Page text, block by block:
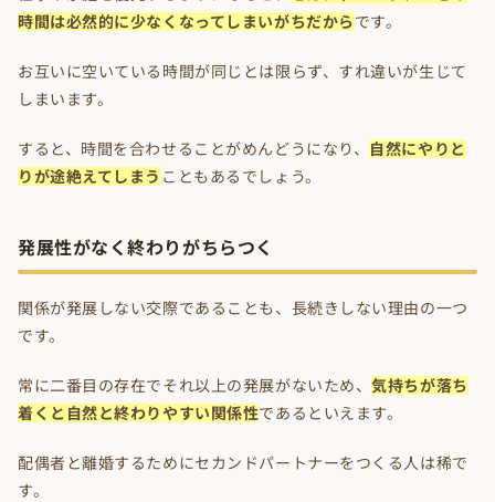
時間は必然的に少なくなってしまいがちだからです。
お互いに空いている時間が同じとは限らず、すれ違いが生じて
しまいます。
すると、時間を合わせることがめんどうになり、 自然にやりと
りが途絶えてしまう こともあるでしょう。
発展性がなく終わりがちらつく
関係が発展しない交際であることも、長続きしない理由の一つ
です。
常に二番目の存在でそれ以上の発展がないため、気持ちが落ち
着くと自然と終わりやすい関係性であるといえます。
配偶者と離婚するためにセカンドパートナーをつくる人は稀で
す。